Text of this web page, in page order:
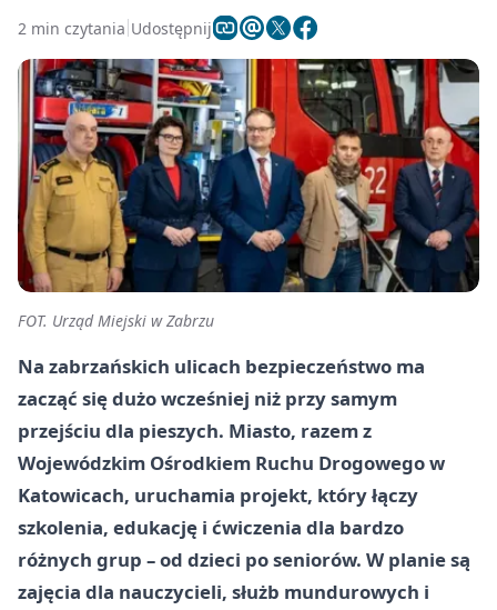
2 min czytania Udostępnij
FOT. Urząd Miejski w Zabrzu
Na zabrzańskich ulicach bezpieczeństwo ma
zacząć się dużo wcześniej niż przy samym
przejściu dla pieszych. Miasto, razem z
Wojewódzkim Ośrodkiem Ruchu Drogowego w
Katowicach, uruchamia projekt, który łączy
szkolenia, edukację i ćwiczenia dla bardzo
różnych grup – od dzieci po seniorów. W planie są
zajęcia dla nauczycieli, służb mundurowych i